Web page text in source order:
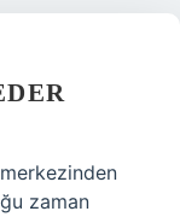
zaman